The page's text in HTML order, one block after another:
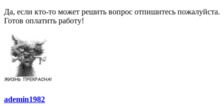
Да, если кто-то может решить вопрос отпишитесь пожалуйста.
Готов оплатить работу!
ademin1982